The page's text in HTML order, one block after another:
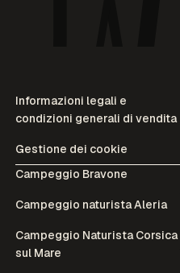
Informazioni legali e
condizioni generali di vendita
Gestione dei cookie
Campeggio Bravone
Campeggio naturista Aleria
Campeggio Naturista Corsica
sul Mare